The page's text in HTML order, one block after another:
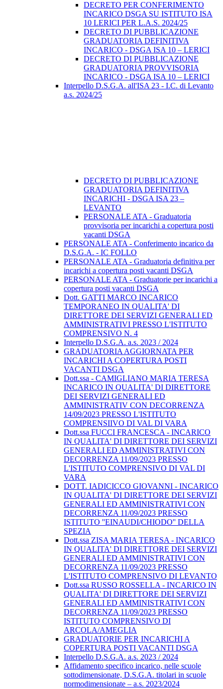
DECRETO PER CONFERIMENTO
INCARICO DSGA SU ISTITUTO ISA
10 LERICI PER L.A.S. 2024/25
DECRETO DI PUBBLICAZIONE
GRADUATORIA DEFINITIVA
INCARICO - DSGA ISA 10 – LERICI
DECRETO DI PUBBLICAZIONE
GRADUATORIA PROVVISORIA
INCARICO - DSGA ISA 10 – LERICI
Interpello D.S.G.A. all'ISA 23 - I.C. di Levanto
a.s. 2024/25
DECRETO DI PUBBLICAZIONE
GRADUATORIA DEFINITIVA
INCARICHI - DSGA ISA 23 –
LEVANTO
PERSONALE ATA - Graduatoria
provvisoria per incarichi a copertura posti
vacanti DSGA
PERSONALE ATA - Conferimento incarico da
D.S.G.A. - IC FOLLO
PERSONALE ATA - Graduatoria definitiva per
incarichi a copertura posti vacanti DSGA
PERSONALE ATA - Graduatorie per incarichi a
copertura posti vacanti DSGA
Dott. GATTI MARCO INCARICO
TEMPORANEO IN QUALITA' DI
DIRETTORE DEI SERVIZI GENERALI ED
AMMINISTRATIVI PRESSO L'ISTITUTO
COMPRENSIVO N. 4
Interpello D.S.G.A. a.s. 2023 / 2024
GRADUATORIA AGGIORNATA PER
INCARICHI A COPERTURA POSTI
VACANTI DSGA
Dott.ssa - CAMIGLIANO MARIA TERESA
INCARICO IN QUALITA' DI DIRETTORE
DEI SERVIZI GENERALI ED
AMMINISTRATIV CON DECORRENZA
14/09/2023 PRESSO L'ISTITUTO
COMPRENSIIVO DI VAL DI VARA
Dott.ssa FUCCI FRANCESCA - INCARICO
IN QUALITA' DI DIRETTORE DEI SERVIZI
GENERALI ED AMMINISTRATIVI CON
DECORRENZA 11/09/2023 PRESSO
L'ISTITUTO COMPRENSIVO DI VAL DI
VARA
DOTT. IADICICCO GIOVANNI - INCARICO
IN QUALITA' DI DIRETTORE DEI SERVIZI
GENERALI ED AMMINISTRATIVI CON
DECORRENZA 11/09/2023 PRESSO
ISTITUTO ''EINAUDI/CHIODO'' DELLA
SPEZIA
Dott.ssa ZISA MARIA TERESA - INCARICO
IN QUALITA' DI DIRETTORE DEI SERVIZI
GENERALI ED AMMINISTRATIVI CON
DECORRENZA 11/09/2023 PRESSO
L'ISTITUTO COMPRENSIVO DI LEVANTO
Dott.ssa RUSSO ROSSELLA - INCARICO IN
QUALITA' DI DIRETTORE DEI SERVIZI
GENERALI ED AMMINISTRATIVI CON
DECORRENZA 11/09/2023 PRESSO
ISTITUTO COMPRENSIVO DI
ARCOLA/AMEGLIA
GRADUATORIE PER INCARICHI A
COPERTURA POSTI VACANTI DSGA
Interpello D.S.G.A. a.s. 2023 / 2024
Affidamento specifico incarico, nelle scuole
sottodimensionate, D.S.G.A. titolari in scuole
normodimensionate – a.s. 2023/2024